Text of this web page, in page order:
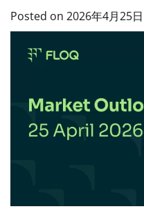
Posted on 2026年4月25日